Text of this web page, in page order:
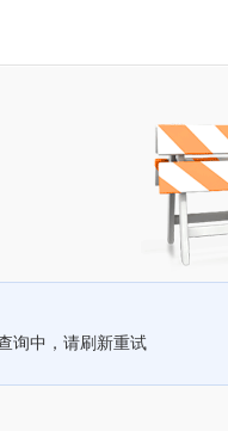
询中，请刷新重试